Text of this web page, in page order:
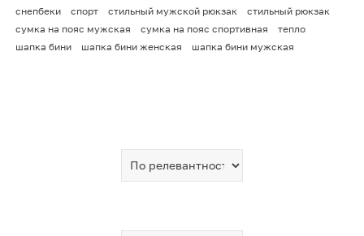
снепбеки
спорт стильный мужской рюкзак
стильный рюкзак
сумка на пояс мужская
сумка на пояс спортивная
тепло
шапка бини
шапка бини женская шапка бини мужская